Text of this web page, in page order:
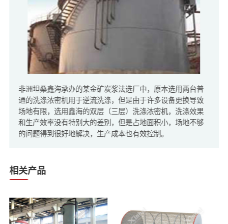
非洲坦桑鑫海承办的某金矿炭浆法选厂中，原本选用两台普
通的洗涤浓密机用于逆流洗涤，但是由于许多设备更换导致
场地有限，选用鑫海的双层（三层）洗涤浓密机，洗涤效果
和生产效率没有特别大的差别，但是占地面积小，场地不够
的问题得到很好地解决，生产成本也有效控制。
相关产品